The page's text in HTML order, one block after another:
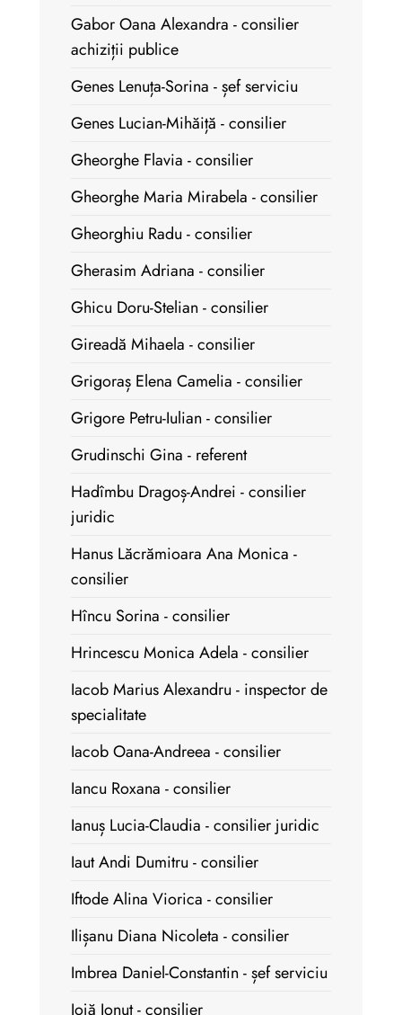
Gabor Oana Alexandra - consilier
achiziții publice
Genes Lenuța-Sorina - șef serviciu
Genes Lucian-Mihăiță - consilier
Gheorghe Flavia - consilier
Gheorghe Maria Mirabela - consilier
Gheorghiu Radu - consilier
Gherasim Adriana - consilier
Ghicu Doru-Stelian - consilier
Gireadă Mihaela - consilier
Grigoraș Elena Camelia - consilier
Grigore Petru-Iulian - consilier
Grudinschi Gina - referent
Hadîmbu Dragoș-Andrei - consilier
juridic
Hanus Lăcrămioara Ana Monica -
consilier
Hîncu Sorina - consilier
Hrincescu Monica Adela - consilier
Iacob Marius Alexandru - inspector de
specialitate
Iacob Oana-Andreea - consilier
Iancu Roxana - consilier
Ianuș Lucia-Claudia - consilier juridic
Iaut Andi Dumitru - consilier
Iftode Alina Viorica - consilier
Ilișanu Diana Nicoleta - consilier
Imbrea Daniel-Constantin - șef serviciu
Iojă Ionuț - consilier